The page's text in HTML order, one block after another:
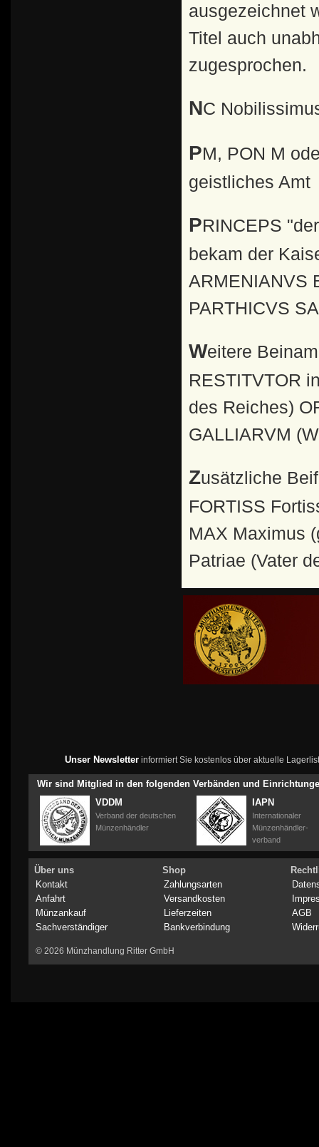
ausgezeichnet
Titel auch
zugesprochen.
NC
PM, PON M oder PONT MAX. Pontifex Maximus, höchstes
geistliches Amt
PRINCEPS "der Erste" Bei Siegen über andere Völker
bekam der
ARMENIANVS
PARTHICVS
Weitere Beinamen bei siegreichen Feldzügen waren :
RESTITVTOR
des Reiches)
GALLIARVM
Zusätzliche Beifügungen: FEL Felicissimus (glücklichster)
FORTISS
MAX Maximus
Patriae (Vater
Unser Newsletterinformiert Sie kostenlos über aktuelle
Wir sind Mitglied in den folgenden Verbänden und
VDDM
Verband der deutschen
Münzenhändler
IAPN
Internationaler
Münzenhändler-
verband
Über uns
Kontakt
Anfahrt
Münzankauf
Sachverständiger
Shop
Zahlungsarten
Versandkosten
Lieferzeiten
Bankverbindung
AGB
© 2026 Münzhandlung Ritter GmbH